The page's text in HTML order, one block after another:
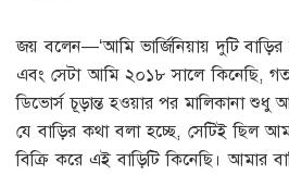
জয় বলেন—‘আমি ভার্জিনিয়ায় দুটি
এবং সেটা আমি ২০১৮ সালে কিনেছি,
ডিভোর্স চূড়ান্ত হওয়ার পর মালিকানা শুধু
যে বাড়ির কথা বলা হচ্ছে, সেটিই ছিল
বিক্রি করে এই বাড়িটি কিনেছি। আমার